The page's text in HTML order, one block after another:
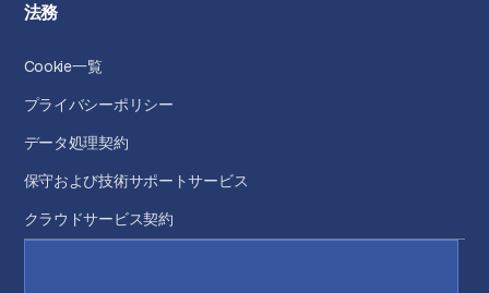
法務
Cookie一覧
プライバシーポリシー
データ処理契約
保守および技術サポートサービス
クラウドサービス契約